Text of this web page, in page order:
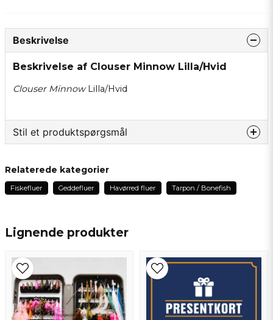
Lignende produkter
Beskrivelse
Beskrivelse af Clouser Minnow Lilla/Hvid
Clouser MinnowLilla/Hvid
Stil et produktspørgsmål
Spørg os om noget om dette produkt...
Navn
email
Email adresse
Relaterede kategorier
Fiskefluer Geddefluer Havørred fluer Tarpon / Bonefish